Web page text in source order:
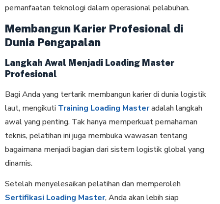
pemanfaatan teknologi dalam operasional pelabuhan.
Membangun Karier Profesional di
Dunia Pengapalan
Langkah Awal Menjadi Loading Master
Profesional
Bagi Anda yang tertarik membangun karier di dunia logistik
laut, mengikuti Training Loading Masteradalah langkah
awal yang penting. Tak hanya memperkuat pemahaman
teknis, pelatihan ini juga membuka wawasan tentang
bagaimana menjadi bagian dari sistem logistik global yang
dinamis.
Setelah menyelesaikan pelatihan dan memperoleh
Sertifikasi Loading Master, Anda akan lebih siap